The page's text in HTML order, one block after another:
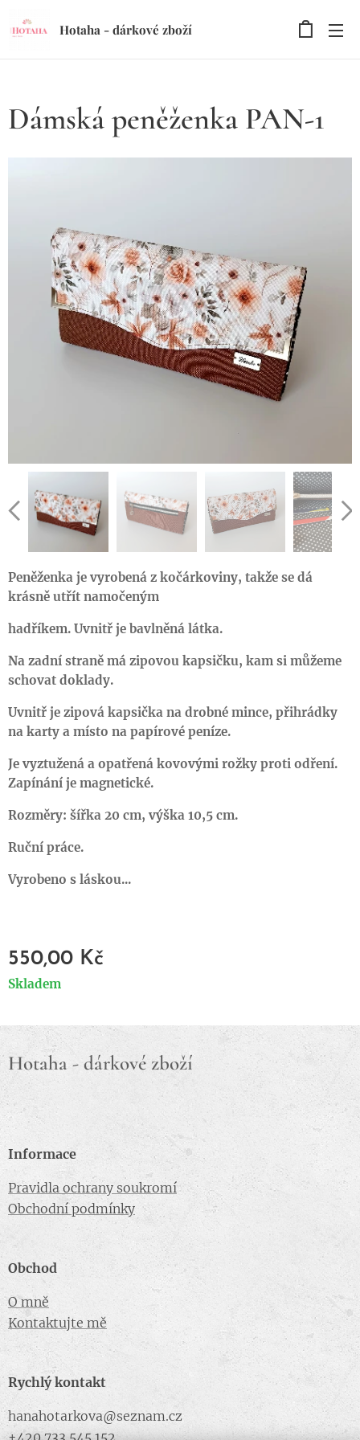
Hotaha - dárkové zboží
Dámská peněženka PAN-1
Peněženka je vyrobená z kočárkoviny, takže se dá
krásně utřít namočeným
hadříkem. Uvnitř je bavlněná látka.
Na zadní straně má zipovou kapsičku, kam si můžeme
schovat doklady.
Uvnitř je zipová kapsička na drobné mince, přihrádky
na karty a místo na papírové peníze.
Je vyztužená a opatřená kovovými rožky proti odření.
Zapínání je magnetické.
Rozměry: šířka 20 cm, výška 10,5 cm.
Ruční práce.
Vyrobeno s láskou...
550,00 Kč
Skladem
Hotaha - dárkové zboží
Informace
Pravidla ochrany soukromí
Obchodní podmínky
Obchod
O mně
Kontaktujte mě
Rychlý kontakt
hanahotarkova@seznam.cz